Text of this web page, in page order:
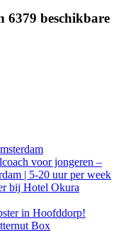
6379 beschikbare
voor jongeren –
| 5-20 uur per week
bij Hotel Okura
in Hoofddorp!
Box